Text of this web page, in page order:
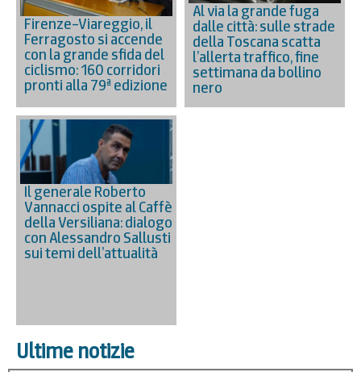
Firenze–Viareggio, il
Ferragosto si accende
con la grande sfida del
ciclismo: 160 corridori
pronti alla 79ª edizione
Al via la grande fuga
dalle città: sulle strade
della Toscana scatta
l’allerta traffico, fine
settimana da bollino
nero
Il generale Roberto
Vannacci ospite al Caffè
della Versiliana: dialogo
con Alessandro Sallusti
sui temi dell’attualità
Ultime notizie